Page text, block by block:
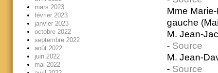
Mme
gauche
M. Jean-
- Source
M. Jean-
- Source
mars 2023
février 2023
janvier 2023
octobre 2022
septembre 2022
août 2022
juin 2022
mai 2022